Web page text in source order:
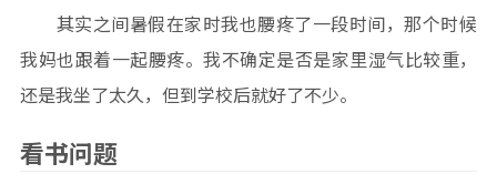
其实之间暑假在家时我也腰疼了一段时间，那个时候
我妈也跟着一起腰疼。我不确定是否是家里湿气比较重，
还是我坐了太久，但到学校后就好了不少。
看书问题